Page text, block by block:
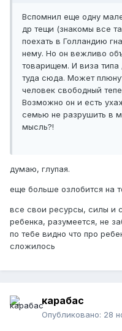
Вспомнил еще одну
др тещи (знакомы все
поехать в Голландию
нему. Но он вежливо
товарищем. И виза типа
туда сюда. Может
человек свободный
Возможно он и есть
семью не разрушить в
мысль?!
думаю, глупая.
еще больше озлобится на
все свои ресурсы, силы и
ребенка, разумеется, не
по тебе видно что про
сложилось
карабас
Опубликовано: 28